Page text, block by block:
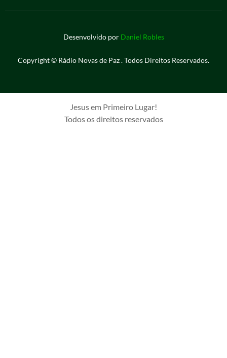
Desenvolvido por Daniel Robles
Copyright © Rádio Novas de Paz . Todos Direitos Reservados.
Jesus em Primeiro Lugar!
Todos os direitos reservados